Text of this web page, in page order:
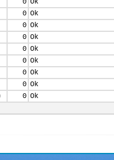
0 Ok
0 Ok
0 Ok
0 Ok
0 Ok
0 Ok
0 Ok
0 Ok
0 Ok